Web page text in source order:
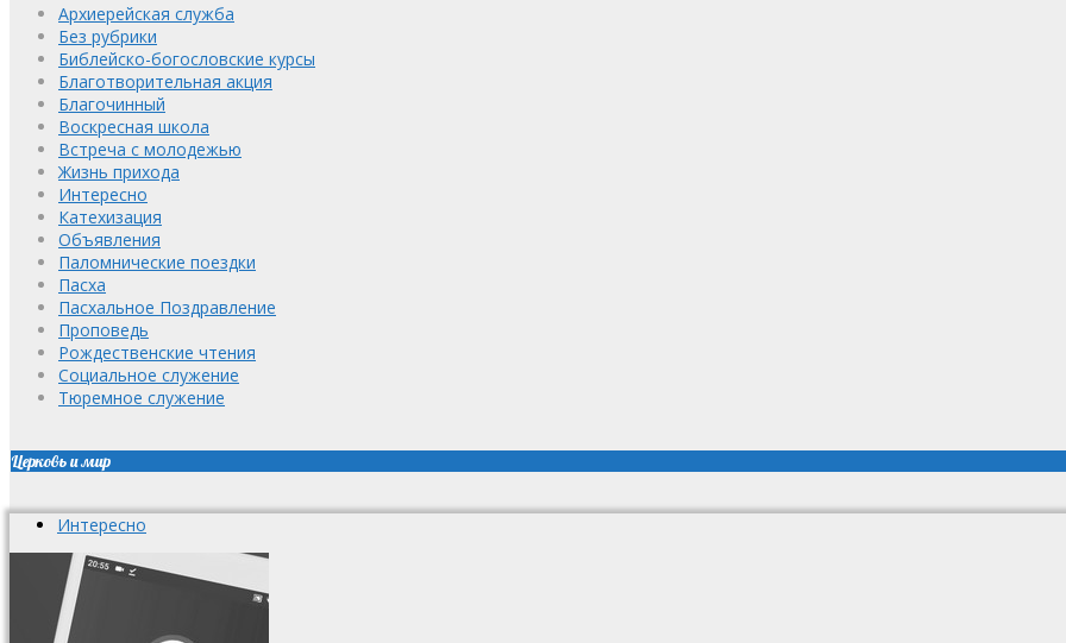
Архиерейская служба
Без рубрики
Библейско-богословские курсы
Благотворительная акция
Благочинный
Воскресная школа
Встреча с молодежью
Жизнь прихода
Интересно
Катехизация
Объявления
Паломнические поездки
Пасха
Пасхальное Поздравление
Проповедь
Рождественские чтения
Социальное служение
Тюремное служение
Церковь и мир
Интересно